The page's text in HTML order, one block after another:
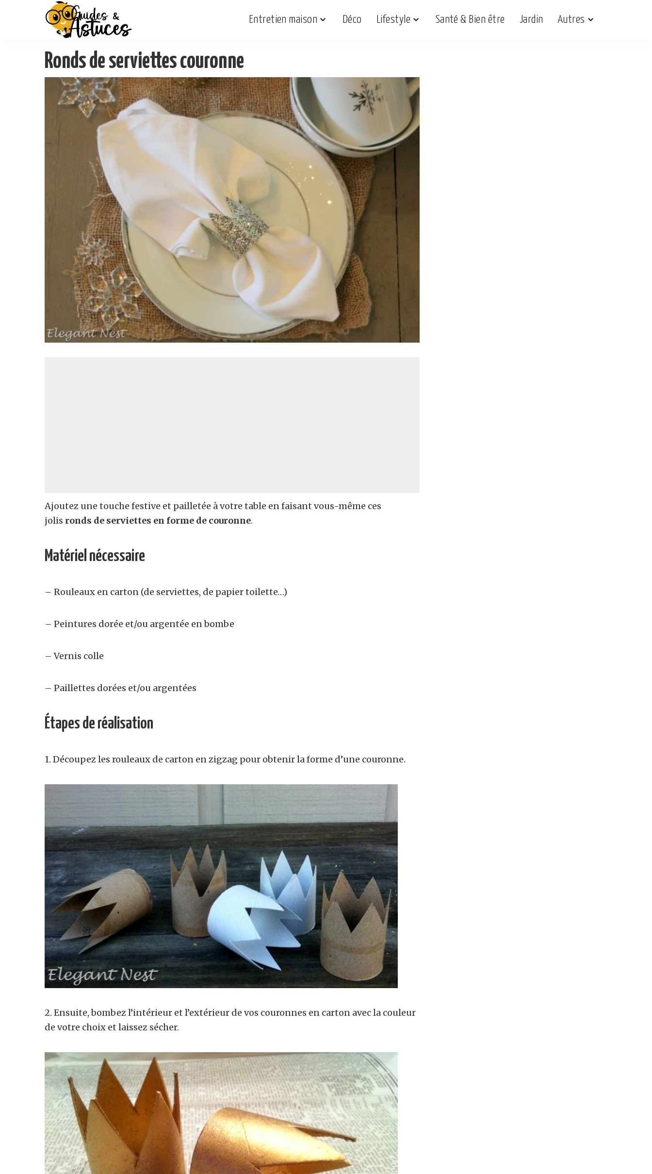
Entretien maison Déco Lifestyle Santé & Bien être Jardin Autres
Ronds de serviettes couronne
Ajoutez une touche festive et pailletée à votre table en faisant vous-même ces
jolis ronds de serviettes en forme de couronne.
Matériel nécessaire
– Rouleaux en carton (de serviettes, de papier toilette…)
– Peintures dorée et/ou argentée en bombe
– Vernis colle
– Paillettes dorées et/ou argentées
Étapes de réalisation
1. Découpez les rouleaux de carton en zigzag pour obtenir la forme d’une couronne.
2. Ensuite, bombez l’intérieur et l’extérieur de vos couronnes en carton avec la couleur
de votre choix et laissez sécher.